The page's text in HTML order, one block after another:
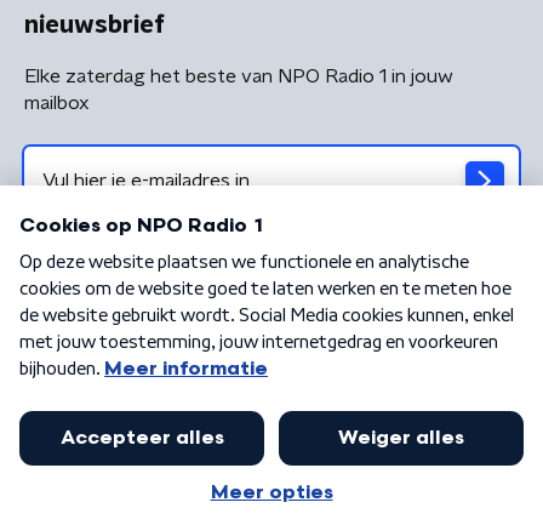
nieuwsbrief
Elke zaterdag het beste van NPO Radio 1 in jouw
mailbox
Algemene voorwaarden